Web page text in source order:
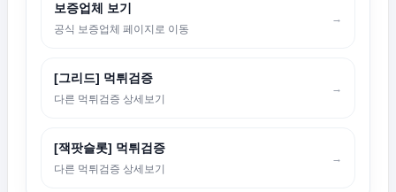
보증업체 보기
공식 보증업체 페이지로 이동
→
[그리드] 먹튀검증
다른 먹튀검증 상세보기
→
[잭팟슬롯] 먹튀검증
다른 먹튀검증 상세보기
→